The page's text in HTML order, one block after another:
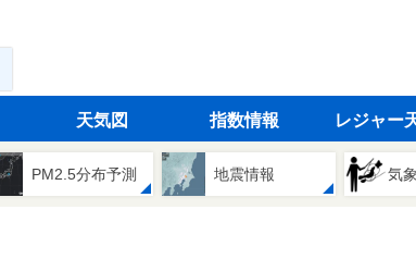
天気図 指数情報 レジャー
PM2.5分布予測 地震情報 気